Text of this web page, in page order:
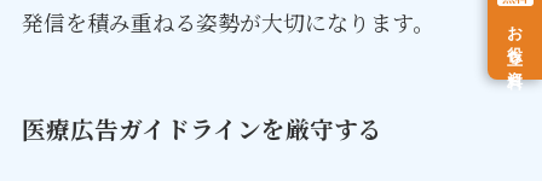
発信を積み重ねる姿勢が大切になります。
医療広告ガイドラインを厳守する
お役立ち資料